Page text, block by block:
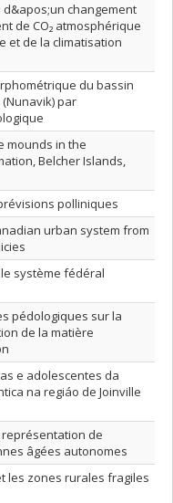
changement
de CO₂ atmosphérique
et de la climatisation
du bassin
par
mounds in the
Belcher Islands,
polliniques
urban system from
système fédéral
pédologiques sur la
de la matière
e adolescentes da
na regiáo de Joinville
de
âgées autonomes
les zones rurales fragiles